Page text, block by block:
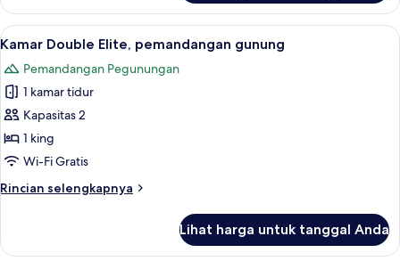
Kamar
Double
Royal
Lihat
semua
foto
untuk
Kamar
Double
Elite,
gunung
Seprai premium, bantalan ekstra
10
Kamar Double Elite, pemandangan gunung
Pemandangan Pegunungan
1 kamar tidur
Kapasitas 2
1 king
Wi-Fi Gratis
Rincian selengkapnya
Rincian
Kamar
Lihat harga untuk tanggal Anda